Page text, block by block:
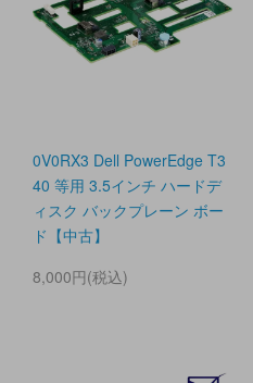
0V0RX3 Dell PowerEdge T3
40 等用 3.5インチ ハードデ
ィスク バックプレーン ボー
ド【中古】
8,000円(税込)